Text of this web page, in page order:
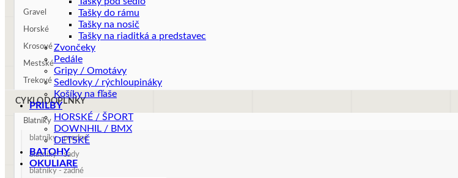
Tašky do rámu
Tašky na nosič
Tašky na riaditká a predstavec
Zvončeky
Pedále
Gripy / Omotávy
Sedlovky / rýchloupináky
Košíky na fľaše
PRILBY
HORSKÉ / ŠPORT
DOWNHIL / BMX
DETSKÉ
BATOHY
OKULIARE
Gravel
Horské
Krosové
Mestské
Trekové
CYKLODOPLNKY
Blatníky
blatníky - predné
blatníky - sady
blatníky - zadné